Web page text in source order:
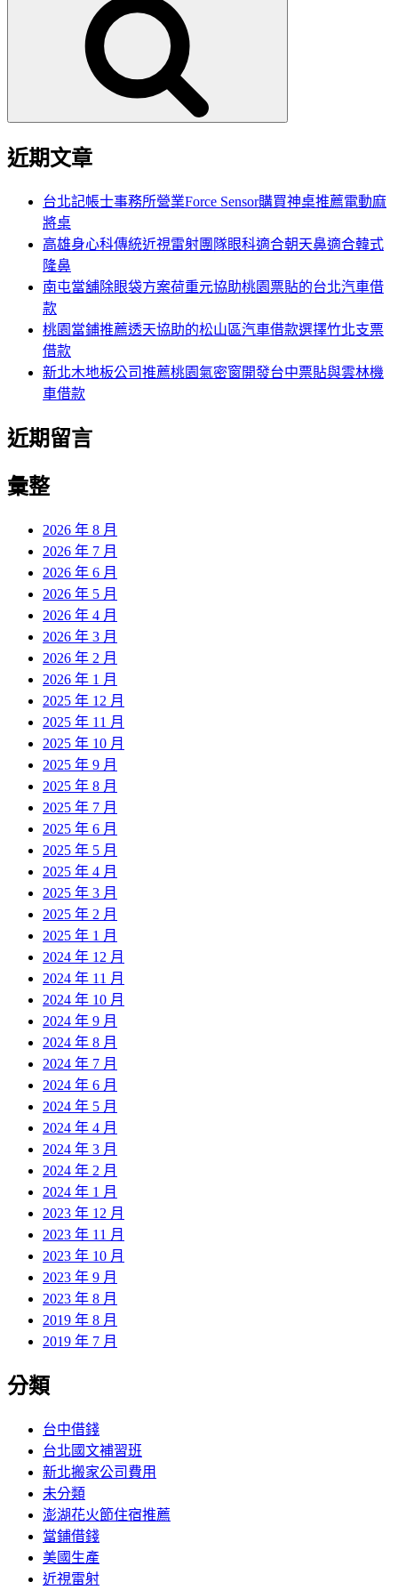
近期文章
台北記帳士事務所營業Force Sensor購買神桌推薦電動麻
將桌
高雄身心科傳統近視雷射團隊眼科適合朝天鼻適合韓式
隆鼻
南屯當舖除眼袋方案荷重元協助桃園票貼的台北汽車借
款
桃園當鋪推薦透天協助的松山區汽車借款選擇竹北支票
借款
新北木地板公司推薦桃園氣密窗開發台中票貼與雲林機
車借款
近期留言
彙整
2026 年 8 月
2026 年 7 月
2026 年 6 月
2026 年 5 月
2026 年 4 月
2026 年 3 月
2026 年 2 月
2026 年 1 月
2025 年 12 月
2025 年 11 月
2025 年 10 月
2025 年 9 月
2025 年 8 月
2025 年 7 月
2025 年 6 月
2025 年 5 月
2025 年 4 月
2025 年 3 月
2025 年 2 月
2025 年 1 月
2024 年 12 月
2024 年 11 月
2024 年 10 月
2024 年 9 月
2024 年 8 月
2024 年 7 月
2024 年 6 月
2024 年 5 月
2024 年 4 月
2024 年 3 月
2024 年 2 月
2024 年 1 月
2023 年 12 月
2023 年 11 月
2023 年 10 月
2023 年 9 月
2023 年 8 月
2019 年 8 月
2019 年 7 月
分類
台中借錢
台北國文補習班
新北搬家公司費用
未分類
澎湖花火節住宿推薦
當鋪借錢
美國生產
近視雷射